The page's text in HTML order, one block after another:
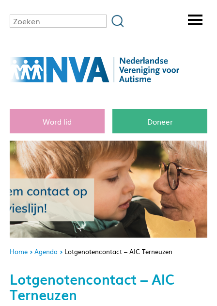
Word lid Doneer
Home Agenda Lotgenotencontact – AIC Terneuzen
Lotgenotencontact – AIC
Terneuzen